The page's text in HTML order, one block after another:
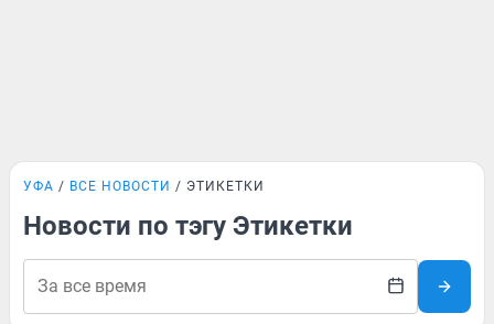
УФА ВСЕ НОВОСТИ ЭТИКЕТКИ
Новости по тэгу Этикетки